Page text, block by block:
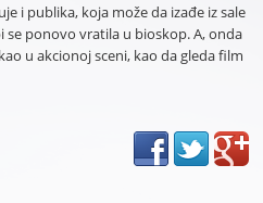
i publika, koja može da izađe iz sale
se ponovo vratila u bioskop. A, onda
u akcionoj sceni, kao da gleda film